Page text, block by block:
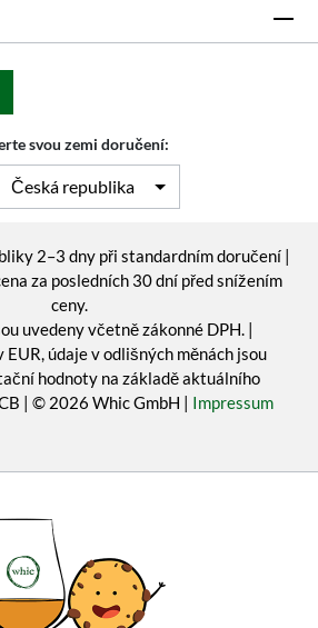
svou zemi doručení:
Česká republika
2–3 dny při standardním doručení |
za posledních 30 dní před snížením
ceny.
uvedeny včetně zákonné DPH. |
EUR, údaje v odlišných měnách jsou
hodnoty na základě aktuálního
| © 2026 Whic GmbH | Impressum